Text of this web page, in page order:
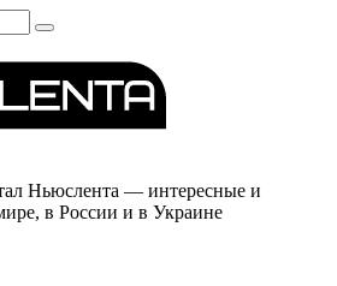
Ньюслента — интересные и
в России и в Украине